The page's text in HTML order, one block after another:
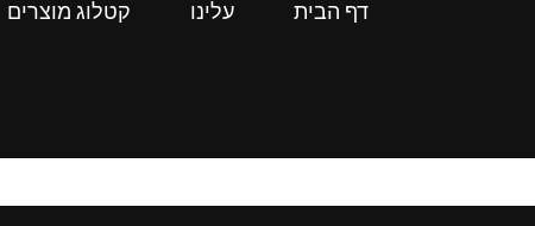
דף הבית עלינו קטלוג מוצרים